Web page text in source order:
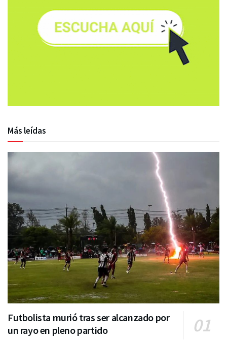
Más leídas
Futbolista murió tras ser alcanzado por
un rayo en pleno partido